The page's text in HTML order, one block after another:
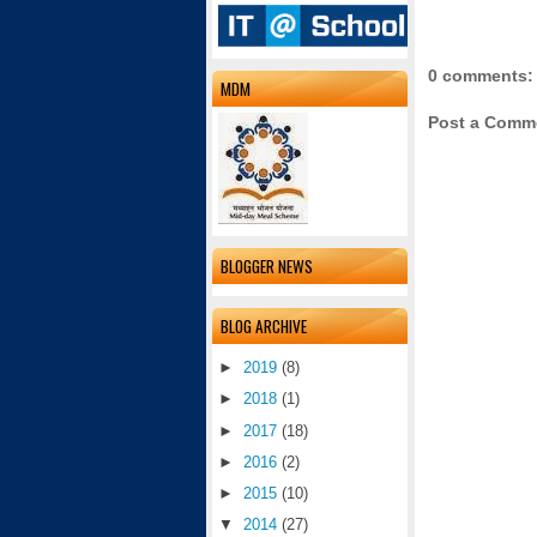
0 comments:
Post a
MDM
BLOGGER NEWS
BLOG ARCHIVE
► 2019 (8)
► 2018 (1)
► 2017 (18)
► 2016 (2)
► 2015 (10)
▼ 2014 (27)